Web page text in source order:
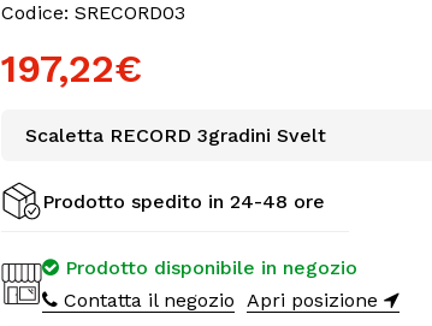
Codice: SRECORD03
197,22€
Scaletta RECORD 3gradini Svelt
Prodotto spedito in 24-48 ore
Prodotto disponibile in negozio
Contatta il negozio Apri posizione